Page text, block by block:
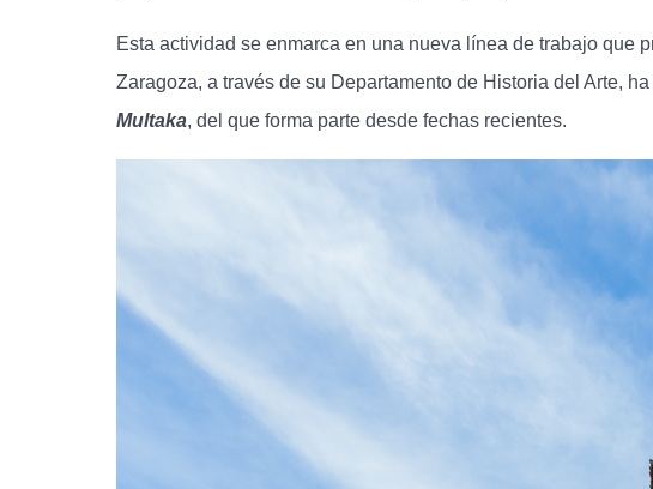
Esta actividad se enmarca en una nueva línea de trabajo
Zaragoza, a través de su Departamento de Historia del Arte,
Multaka, del que forma parte desde fechas recientes.